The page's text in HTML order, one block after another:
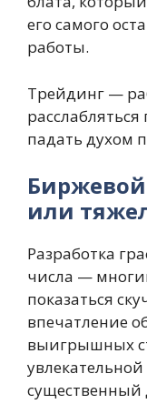
его самого
работы.
Трейдинг —
падать духом
или
Разработка
числа —
показаться
впечатление
выигрышных
существенный